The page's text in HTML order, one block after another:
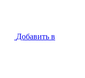
Добавить в